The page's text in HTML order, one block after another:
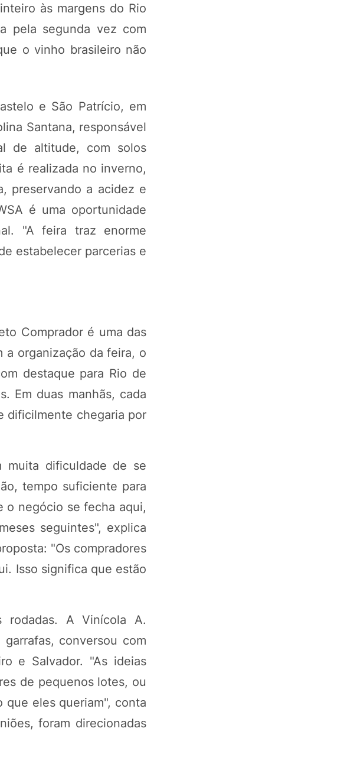
às margens do Rio
pela segunda vez com
o vinho brasileiro não
e São Patrício, em
Santana, responsável
de altitude, com solos
é realizada no inverno,
preservando a acidez e
é uma oportunidade
"A feira traz enorme
estabelecer parcerias e
Comprador é uma das
a organização da feira, o
destaque para Rio de
Em duas manhãs, cada
dificilmente chegaria por
muita dificuldade de se
tempo suficiente para
o negócio se fecha aqui,
seguintes", explica
"Os compradores
Isso significa que estão
rodadas. A Vinícola A.
conversou com
e Salvador. "As ideias
de pequenos lotes, ou
que eles queriam", conta
foram direcionadas